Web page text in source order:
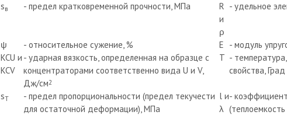
sв - предел кратковременной прочности, МПа
R
и
ρ
- удельное
ψ - относительное сужение, % E - модуль
KCU и
KCV
- ударная вязкость, определенная на образце с
концентраторами соответственно вида U и V,
Дж/см2
T -
свойства, Град
sT
- предел пропорциональности (предел текучести
для остаточной деформации), МПа
l и
λ
-